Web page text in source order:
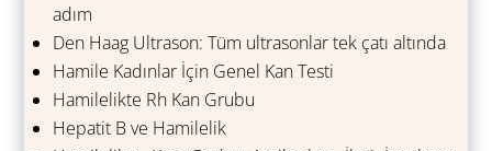
adım
Den Haag Ultrason: Tüm ultrasonlar tek çatı altında
Hamile Kadınlar İçin Genel Kan Testi
Hamilelikte Rh Kan Grubu
Hepatit B ve Hamilelik